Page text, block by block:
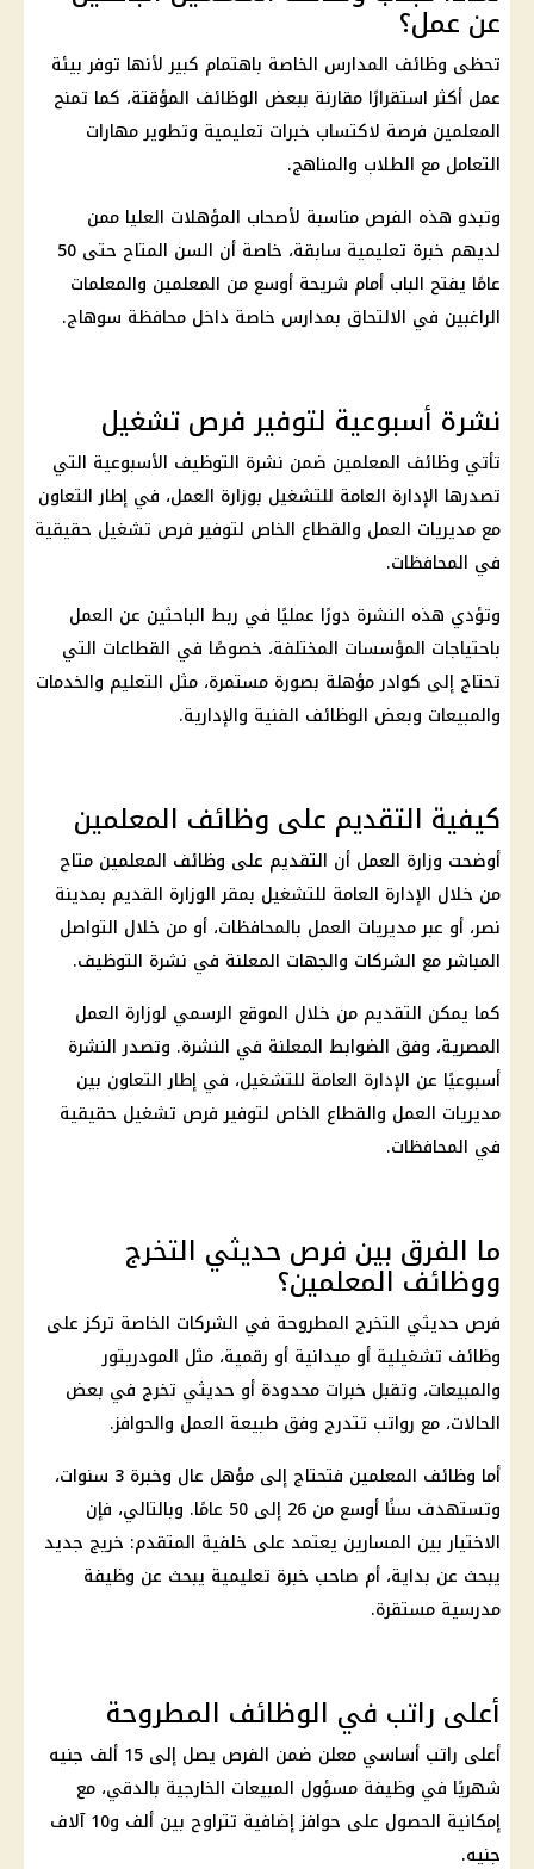
عن عمل؟
تحظى وظائف المدارس الخاصة باهتمام كبير لأنها توفر بيئة
عمل أكثر استقرارًا مقارنة ببعض الوظائف المؤقتة، كما تمنح
المعلمين فرصة لاكتساب خبرات تعليمية وتطوير مهارات
التعامل مع الطلاب والمناهج.
وتبدو هذه الفرص مناسبة لأصحاب المؤهلات العليا ممن
لديهم خبرة تعليمية سابقة، خاصة أن السن المتاح حتى 50
عامًا يفتح الباب أمام شريحة أوسع من المعلمين والمعلمات
الراغبين في الالتحاق بمدارس خاصة داخل محافظة سوهاج.
نشرة أسبوعية لتوفير فرص تشغيل
تأتي وظائف المعلمين ضمن نشرة التوظيف الأسبوعية التي
تصدرها الإدارة العامة للتشغيل بوزارة العمل، في إطار التعاون
مع مديريات العمل والقطاع الخاص لتوفير فرص تشغيل حقيقية
في المحافظات.
وتؤدي هذه النشرة دورًا عمليًا في ربط الباحثين عن العمل
باحتياجات المؤسسات المختلفة، خصوصًا في القطاعات التي
تحتاج إلى كوادر مؤهلة بصورة مستمرة، مثل التعليم والخدمات
والمبيعات وبعض الوظائف الفنية والإدارية.
كيفية التقديم على وظائف المعلمين
أوضحت وزارة العمل أن التقديم على وظائف المعلمين متاح
من خلال الإدارة العامة للتشغيل بمقر الوزارة القديم بمدينة
نصر، أو عبر مديريات العمل بالمحافظات، أو من خلال التواصل
المباشر مع الشركات والجهات المعلنة في نشرة التوظيف.
كما يمكن التقديم من خلال الموقع الرسمي لوزارة العمل
المصرية، وفق الضوابط المعلنة في النشرة. وتصدر النشرة
أسبوعيًا عن الإدارة العامة للتشغيل، في إطار التعاون بين
مديريات العمل والقطاع الخاص لتوفير فرص تشغيل حقيقية
في المحافظات.
ما الفرق بين فرص حديثي التخرج
ووظائف المعلمين؟
فرص حديثي التخرج المطروحة في الشركات الخاصة تركز على
وظائف تشغيلية أو ميدانية أو رقمية، مثل المودريتور
والمبيعات، وتقبل خبرات محدودة أو حديثي تخرج في بعض
الحالات، مع رواتب تتدرج وفق طبيعة العمل والحوافز.
أما وظائف المعلمين فتحتاج إلى مؤهل عال وخبرة 3 سنوات،
وتستهدف سنًا أوسع من 26 إلى 50 عامًا. وبالتالي، فإن
الاختيار بين المسارين يعتمد على خلفية المتقدم: خريج جديد
يبحث عن بداية، أم صاحب خبرة تعليمية يبحث عن وظيفة
مدرسية مستقرة.
أعلى راتب في الوظائف المطروحة
أعلى راتب أساسي معلن ضمن الفرص يصل إلى 15 ألف جنيه
شهريًا في وظيفة مسؤول المبيعات الخارجية بالدقي، مع
إمكانية الحصول على حوافز إضافية تتراوح بين ألف و10 آلاف
جنيه.